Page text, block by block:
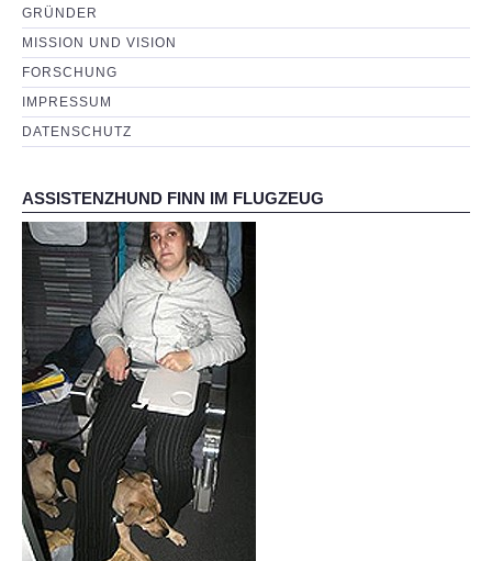
GRÜNDER
MISSION UND VISION
FORSCHUNG
IMPRESSUM
DATENSCHUTZ
ASSISTENZHUND FINN IM FLUGZEUG